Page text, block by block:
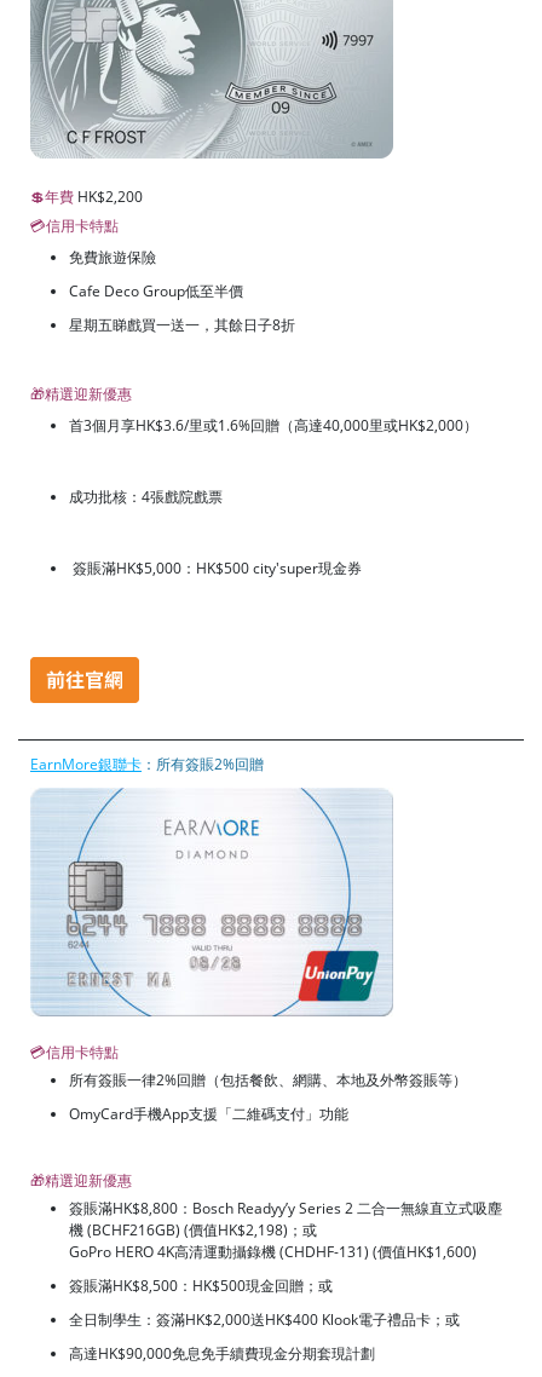
💲年費 HK$2,200
💳信用卡特點
免費旅遊保險
Cafe Deco Group低至半價
星期五睇戲買一送一，其餘日子8折
🎁精選迎新優惠
首3個月享HK$3.6/里或1.6%回贈（高達40,000里或HK$2,000）
成功批核：4張戲院戲票
簽賬滿HK$5,000：HK$500 city'super現金券
EarnMore銀聯卡 ：所有簽賬2%回贈
💳信用卡特點
所有簽賬一律2%回贈（包括餐飲、網購、本地及外幣簽賬等）
OmyCard手機App支援「二維碼支付」功能
🎁精選迎新優惠
簽賬滿HK$8,800：Bosch Readyy’y Series 2 二合一無線直立式吸塵
機 (BCHF216GB) (價值HK$2,198)；或
GoPro HERO 4K高清運動攝錄機 (CHDHF-131) (價值HK$1,600)
簽賬滿HK$8,500：HK$500現金回贈；或
全日制學生：簽滿HK$2,000送HK$400 Klook電子禮品卡；或
高達HK$90,000免息免手續費現金分期套現計劃